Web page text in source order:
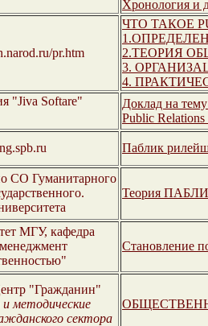
Хронология и
pr.htm
ЧТО ТАКОЕ
2.ТЕОРИЯ
3.
4.
"Jiva Softare"
Доклад на
Public Relations
Паблик
СО Гуманитарного
Теория
МГУ, кафедра
Становление
"Гражданин"
и методические
сектора